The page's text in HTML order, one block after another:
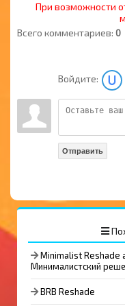
При возможности
Всего комментариев: 0
Войдите:
Отправить
Minimalist Reshade
Минималистский
BRB Reshade